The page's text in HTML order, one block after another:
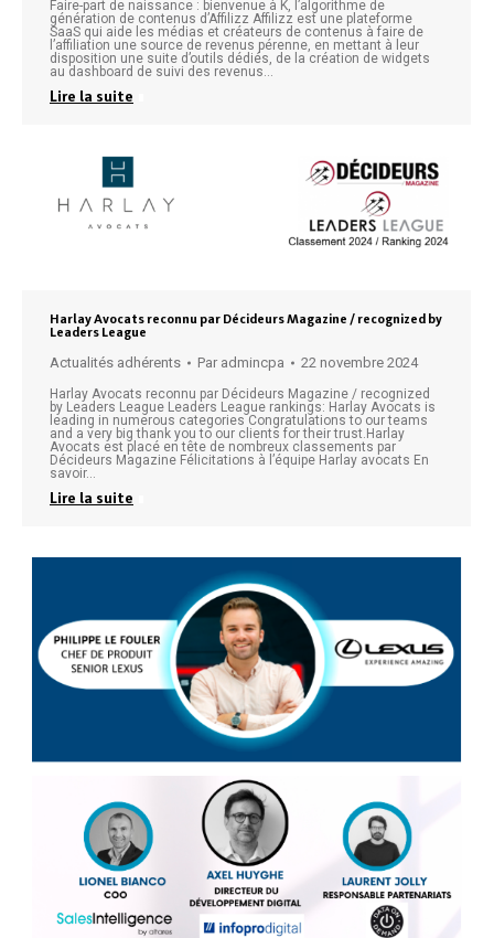
Faire-part de naissance : bienvenue à K, l’algorithme de
génération de contenus d’Affilizz Affilizz est une plateforme
SaaS qui aide les médias et créateurs de contenus à faire de
l’affiliation une source de revenus pérenne, en mettant à leur
disposition une suite d’outils dédiés, de la création de widgets
au dashboard de suivi des revenus…
Lire la suite
Harlay Avocats reconnu par Décideurs Magazine / recognized by
Leaders League
Actualités adhérents Par admincpa 22 novembre 2024
Harlay Avocats reconnu par Décideurs Magazine / recognized
by Leaders League Leaders League rankings: Harlay Avocats is
leading in numerous categories Congratulations to our teams
and a very big thank you to our clients for their trust.Harlay
Avocats est placé en tête de nombreux classements par
Décideurs Magazine Félicitations à l’équipe Harlay avocats En
savoir…
Lire la suite